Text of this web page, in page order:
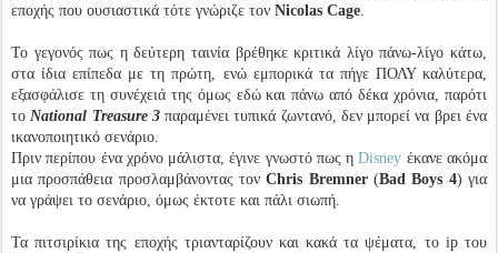
εποχής που ουσιαστικά τότε γνώριζε τον Nicolas Cage.
Το γεγονός πως η δεύτερη ταινία βρέθηκε κριτικά λίγο πάνω-λίγο κάτω,
στα ίδια επίπεδα με τη πρώτη, ενώ εμπορικά τα πήγε ΠΟΛΥ καλύτερα,
εξασφάλισε τη συνέχειά της όμως εδώ και πάνω από δέκα χρόνια, παρότι
τοNational Treasure 3παραμένει τυπικά ζωντανό, δεν μπορεί να βρει ένα
ικανοποιητικό σενάριο.
Πριν περίπου ένα χρόνο μάλιστα, έγινε γνωστό πως ηDisney έκανε ακόμα
μια προσπάθεια προσλαμβάνοντας τονChris Bremner(Bad Boys 4) για
να γράψει το σενάριο, όμως έκτοτε και πάλι σιωπή.
Τα πιτσιρίκια της εποχής τριανταρίζουν και κακά τα ψέματα, το ip του